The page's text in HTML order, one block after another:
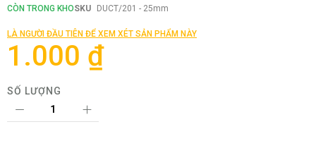
phần
của
thư
hình
CÒN TRONG KHOSKU DUCT/201 - 25mm
LÀ NGƯỜI ĐẦU TIÊN ĐỂ XEM XÉT SẢN PHẨM NÀY
1.000 ₫
SỐ LƯỢNG